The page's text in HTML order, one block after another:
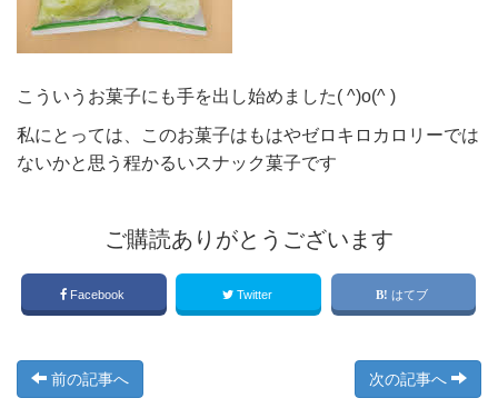
こういうお菓子にも手を出し始めました( ^)o(^ )
私にとっては、このお菓子はもはやゼロキロカロリーでは
ないかと思う程かるいスナック菓子です
ご購読ありがとうございます
Facebook Twitter はてブ
前の記事へ 次の記事へ